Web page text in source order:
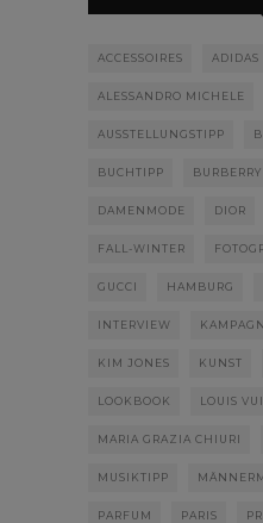
ACCESSOIRES ADIDAS
ALESSANDRO MICHELE
AUSSTELLUNGSTIPP
BUCHTIPP BURBERRY
DAMENMODE DIOR
FALL-WINTER
GUCCI HAMBURG
INTERVIEW
KIM JONES KUNST
LOOKBOOK LOUIS
MARIA GRAZIA CHIURI
MUSIKTIPP
PARFUM PARIS